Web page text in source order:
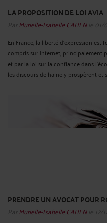
LA PROPOSITION DE LOI AVIA
Par Murielle-Isabelle CAHENle 01/
En France, la liberté d’expression est
compris sur Internet, principalement
et par la loi sur la confiance dans
les discours de haine y prospèrent et
PRENDRE UN AVOCAT POUR
Par Murielle-Isabelle CAHENle 12/